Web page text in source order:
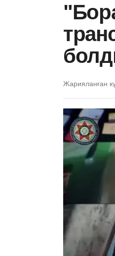
Жарияланған